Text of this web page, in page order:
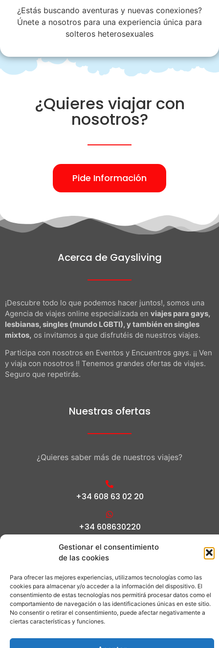
Gestionar el consentimiento
de las cookies
Para ofrecer las mejores experiencias, utilizamos tecnologías como las
cookies para almacenar y/o acceder a la información del dispositivo. El
consentimiento de estas tecnologías nos permitirá procesar datos como el
comportamiento de navegación o las identificaciones únicas en este sitio.
No consentir o retirar el consentimiento, puede afectar negativamente a
ciertas características y funciones.
¿Estás buscando aventuras y nuevas conexiones?
Únete a nosotros para una experiencia única para
solteros heterosexuales
¿Quieres viajar con
nosotros?
Pide Información
Acerca de Gaysliving
¡Descubre todo lo que podemos hacer juntos!, somos una
Agencia de viajes online especializada en viajes para gays,
lesbianas, singles (mundo LGBTI), y también en singles
mixtos, os invitamos a que disfrutéis de nuestros viajes.
Participa con nosotros en Eventos y Encuentros gays. ¡¡ Ven
y viaja con nosotros !! Tenemos grandes ofertas de viajes.
Seguro que repetirás.
Nuestras ofertas
¿Quieres saber más de nuestros viajes?
+34 608 63 02 20
+34 608630220
info@gaysliving.com
Copyright © All rights reserved | CV-Mm1673-A |
Mantenimiento ofrecido porAppexpres LLC